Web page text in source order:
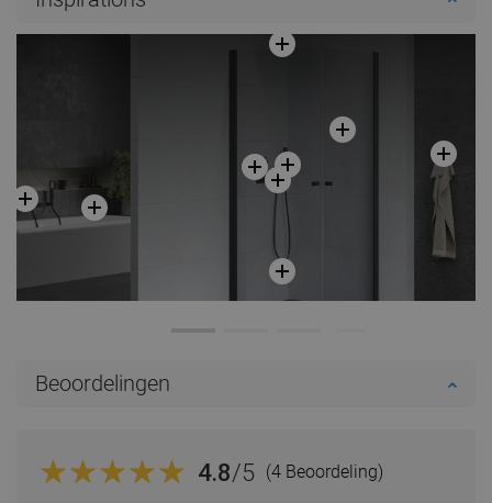
Beoordelingen
4.8/5 (4 Beoordeling)